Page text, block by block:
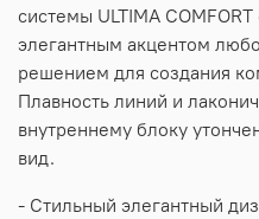
системы ULTIMA COMFORT
элегантным акцентом
решением для создания
Плавность линий и
внутреннему блоку
вид.
- Стильный элегантный